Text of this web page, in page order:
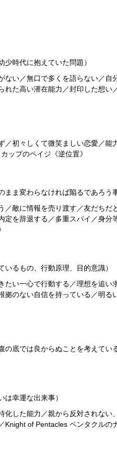
少時代に抱えていた問題）
い／無口で多くを語らない／
た高い潜在能力／封印した想い
初々しくて微笑ましい恋愛／
ップのペイジ《逆位置》
ま変わらなければ陥るであろう
敵に情報を売り渡す／友だち
を辞退する／多重スパイ／身
いるもの、行動原理、目的意識）
い一心で行動する／理想を追
のない自信を持っている／明る
底では良からぬことを考えて
は幸運な出来事）
した能力／親から反対されな
of Pentacles ペンタクルの